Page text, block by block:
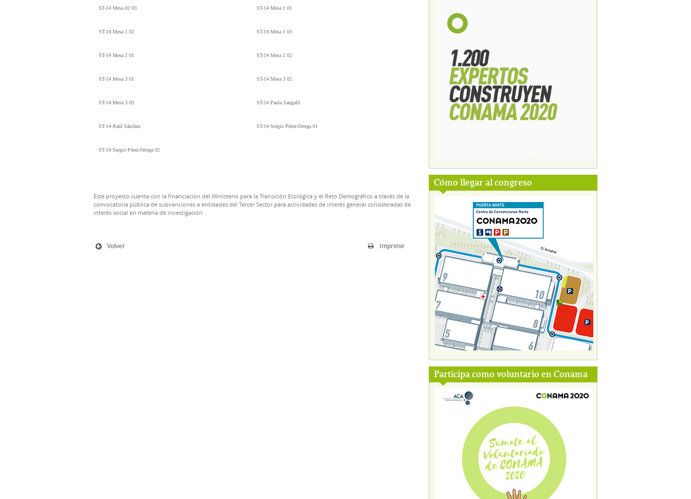
Cómo llegar al congreso
Participa como voluntario en Conama
ST-14 Mesa 02 03 ST-14 Mesa 1 01
ST-14 Mesa 1 02 ST-14 Mesa 1 03
ST-14 Mesa 2 01 ST-14 Mesa 2 02
ST-14 Mesa 3 01 ST-14 Mesa 3 02
ST-14 Mesa 3 03 ST-14 Paola Sangalli
ST-14 Raúl Sánchez ST-14 Sergio Pérez-Ortega 01
ST-14 Sergio Pérez-Ortega 02
Este proyecto cuenta con la financiación del Ministerio para la Transición Ecológica y el Reto Demográfico a través de la
convocatoria pública de subvenciones a entidades del Tercer Sector para actividades de interés general consideradas de
interés social en materia de investigación
Imprimir
Volver